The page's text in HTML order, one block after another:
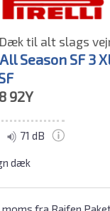
Dæk til alt slags
Season SF 3
92Y
71 dB
dæk